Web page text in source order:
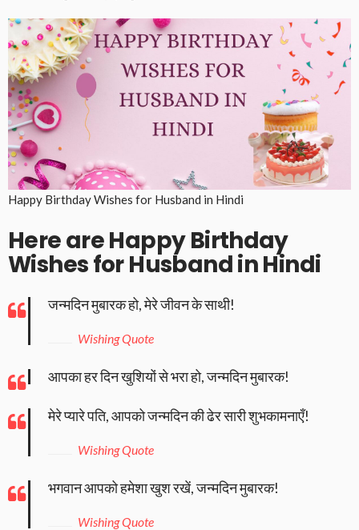
Happy Birthday Wishes for Husband in Hindi
Here are Happy Birthday
Wishes for Husband in Hindi
जन्मदिन मुबारक हो, मेरे जीवन के साथी!
Wishing Quote
आपका हर दिन खुशियों से भरा हो, जन्मदिन मुबारक!
मेरे प्यारे पति, आपको जन्मदिन की ढेर सारी शुभकामनाएँ!
Wishing Quote
भगवान आपको हमेशा खुश रखें, जन्मदिन मुबारक!
Wishing Quote